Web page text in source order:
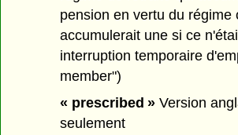
pension en vertu du régime
accumulerait une si ce
interruption temporaire
member")
« prescribed » Version
seulement